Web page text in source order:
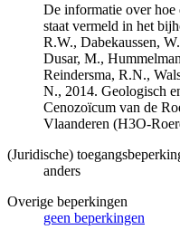
De informatie over hoe
staat vermeld in het
R.W., Dabekaussen,
Dusar, M.,
Reindersma, R.N.,
N., 2014. Geologisch
Cenozoïcum van de
Vlaanderen (H3O-
(Juridische)
anders
Overige beperkingen
geen beperkingen